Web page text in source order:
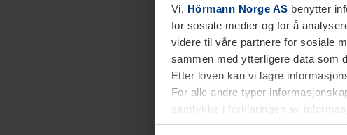
Vi, Hörmann Norge AS benytter
for sosiale medier og for å
videre til våre partnere for sosiale
sammen med ytterligere data som
Etter loven kan vi lagre
For alle andre typer
samtykke i forklaringen av